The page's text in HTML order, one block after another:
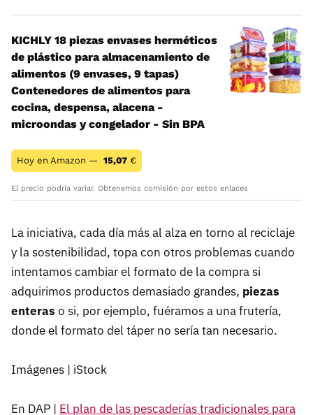
KICHLY 18 piezas envases herméticos
de plástico para almacenamiento de
alimentos (9 envases, 9 tapas)
Contenedores de alimentos para
cocina, despensa, alacena -
microondas y congelador - Sin BPA
Hoy en Amazon — 15,07 €
El precio podría variar. Obtenemos comisión por estos enlaces
La iniciativa, cada día más al alza en torno al reciclaje
y la sostenibilidad, topa con otros problemas cuando
intentamos cambiar el formato de la compra si
adquirimos productos demasiado grandes, piezas
enteras o si, por ejemplo, fuéramos a una frutería,
donde el formato del táper no sería tan necesario.
Imágenes | iStock
En DAP | El plan de las pescaderías tradicionales para